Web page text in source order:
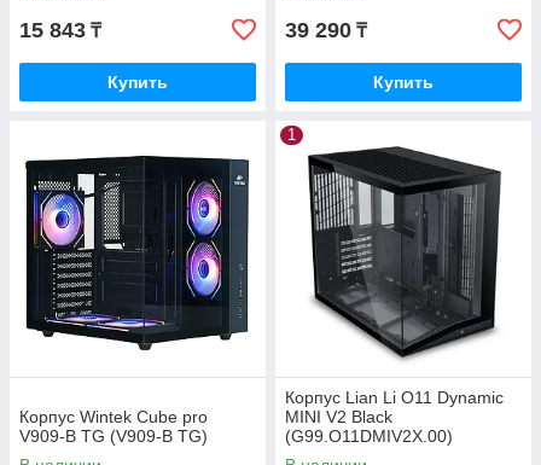
15 843 ₸
Купить
39 290 ₸
Купить
Корпус Wintek Cube pro
V909-B TG (V909-B TG)
1
Корпус Lian Li O11 Dynamic
MINI V2 Black
(G99.O11DMIV2X.00)